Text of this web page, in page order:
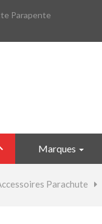
Parapente
Marques
Parachute >